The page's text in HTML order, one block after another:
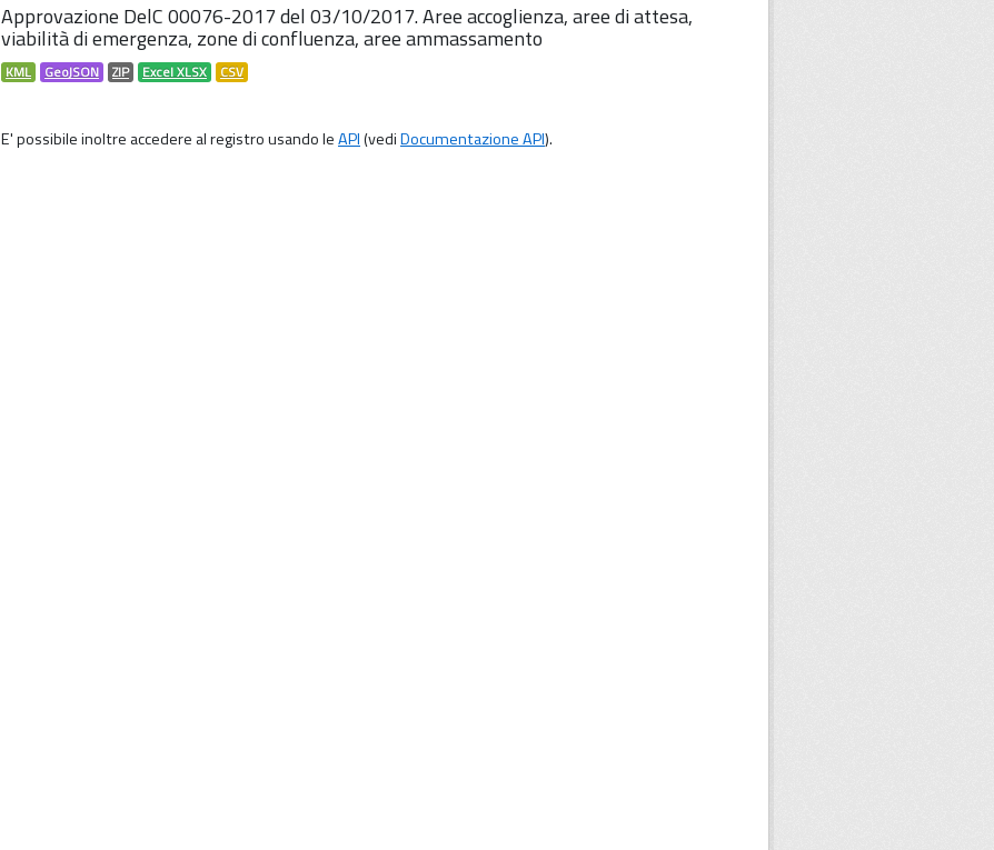
Approvazione DelC 00076-2017 del 03/10/2017. Aree accoglienza, aree di attesa,
viabilità di emergenza, zone di confluenza, aree ammassamento
KML GeoJSON ZIP Excel XLSX CSV
E' possibile inoltre accedere al registro usando leAPI(vediDocumentazione API).